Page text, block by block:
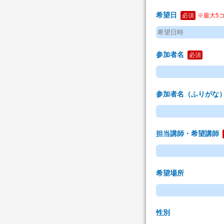
希望日 必須 ※最大5
参加者名 必須
参加者名（ふりがな）
担当講師・希望講師
希望場所
性別